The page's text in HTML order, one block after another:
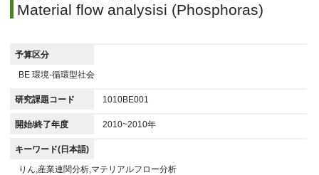
Material flow analysisi (Phosphoras)
予算区分
BE 環境-循環型社会
研究課題コード 1010BE001
開始/終了年度 2010~2010年
キーワード(日本語)
りん,産業連関分析,マテリアルフロー分析